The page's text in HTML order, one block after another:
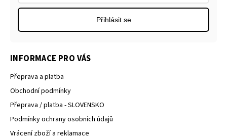
Přihlásit se
INFORMACE PRO VÁS
Přeprava a platba
Obchodní podmínky
Přeprava / platba - SLOVENSKO
Podmínky ochrany osobních údajů
Vrácení zboží a reklamace